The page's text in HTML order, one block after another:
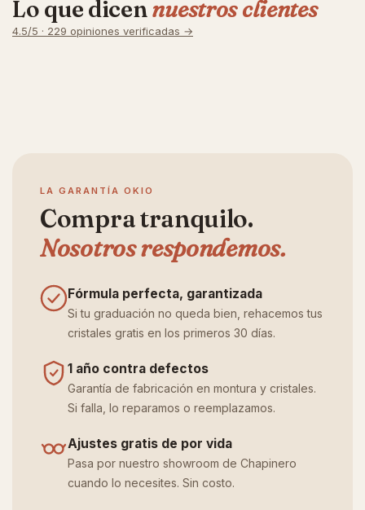
Lo que dicennuestros clientes
4.5/5 · 229 opiniones verificadas →
LA GARANTÍA OKIO
Compra tranquilo.
Nosotros respondemos.
Fórmula perfecta, garantizada
Si tu graduación no queda bien, rehacemos tus
cristales gratis en los primeros 30 días.
1 año contra defectos
Garantía de fabricación en montura y cristales.
Si falla, lo reparamos o reemplazamos.
Ajustes gratis de por vida
Pasa por nuestro showroom de Chapinero
cuando lo necesites. Sin costo.